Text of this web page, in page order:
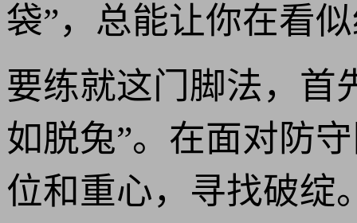
袋”，总能让你在看
要练就这门脚法，首
如脱兔”。在面对防
位和重心，寻找破绽